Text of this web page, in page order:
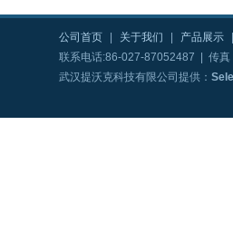
公司首页 关于我们 产品展示
联系电话:86-027-87052487 | 传
武汉提沃克科技有限公司提供：